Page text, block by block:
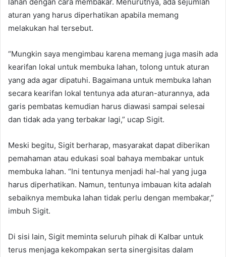
aturan yang harus diperhatikan apabila memang
melakukan hal tersebut.
“Mungkin saya mengimbau karena memang juga masih ada
kearifan lokal untuk membuka lahan, tolong untuk aturan
yang ada agar dipatuhi. Bagaimana untuk membuka lahan
secara kearifan lokal tentunya ada aturan-aturannya, ada
garis pembatas kemudian harus diawasi sampai selesai
dan tidak ada yang terbakar lagi,” ucap Sigit.
Meski begitu, Sigit berharap, masyarakat dapat diberikan
pemahaman atau edukasi soal bahaya membakar untuk
membuka lahan. “Ini tentunya menjadi hal-hal yang juga
harus diperhatikan. Namun, tentunya imbauan kita adalah
sebaiknya membuka lahan tidak perlu dengan membakar,”
imbuh Sigit.
Di sisi lain, Sigit meminta seluruh pihak di Kalbar untuk
terus menjaga kekompakan serta sinergisitas dalam